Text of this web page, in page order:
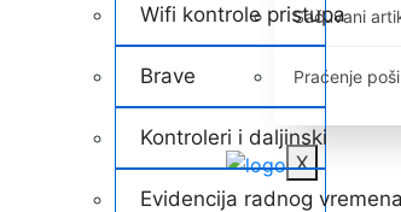
Sačuvani
Praćenje
X
Wifi kontrole pristupa
Brave
Kontroleri i daljinski
Evidencija radnog vremena